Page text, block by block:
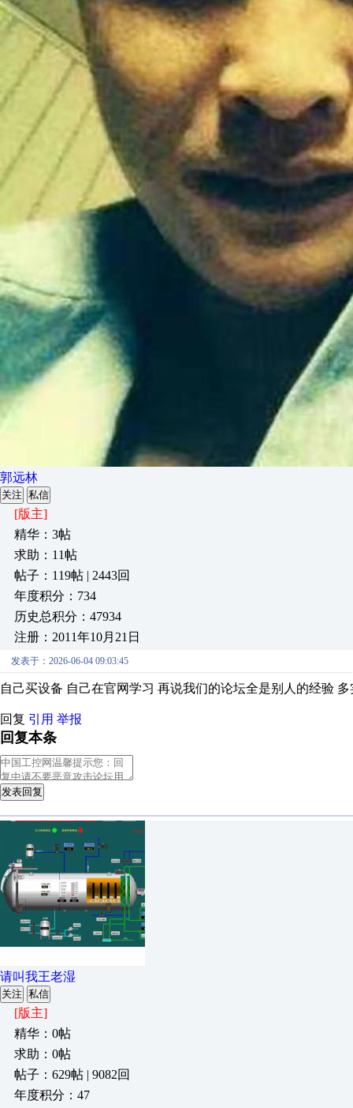
郭远林
关注 私信
[版主]
精华：3帖
求助：11帖
帖子：119帖 | 2443回
年度积分：734
历史总积分：47934
注册：2011年10月21日
发表于：2026-06-04 09:03:45
自己买设备 自己在官网学习 再说我们的论坛全是别人的经验
回复 引用 举报
回复本条
发表回复
请叫我王老湿
关注 私信
[版主]
精华：0帖
求助：0帖
帖子：629帖 | 9082回
年度积分：47